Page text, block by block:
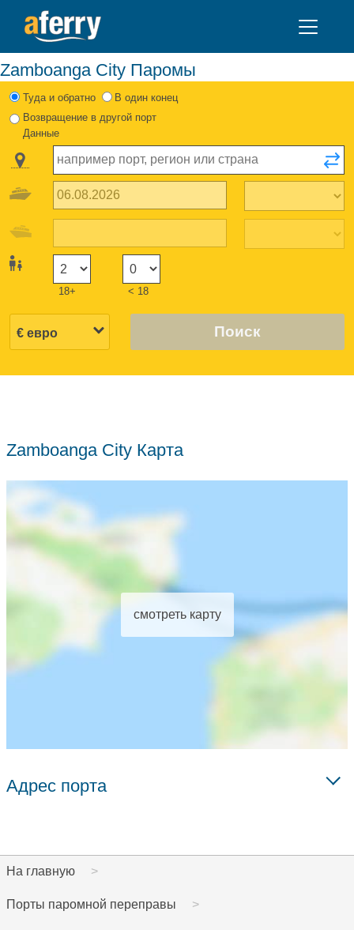
Zamboanga City Паромы
Туда и обратно
В один конец
Возвращение в другой порт
Данные
18+ < 18
Поиск
Zamboanga City Карта
смотреть карту
Адрес порта
На главную
Порты паромной переправы